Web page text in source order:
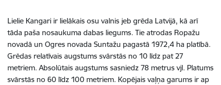
Lielie Kangari ir lielākais osu valnis jeb grēda Latvijā, kā arī
tāda paša nosaukuma dabas liegums. Tie atrodas Ropažu
novadā un Ogres novada Suntažu pagastā 1972,4 ha platībā.
Grēdas relatīvais augstums svārstās no 10 līdz pat 27
metriem. Absolūtais augstums sasniedz 78 metrus vjl. Platums
svārstās no 60 līdz 100 metriem. Kopējais vaļņa garums ir ap